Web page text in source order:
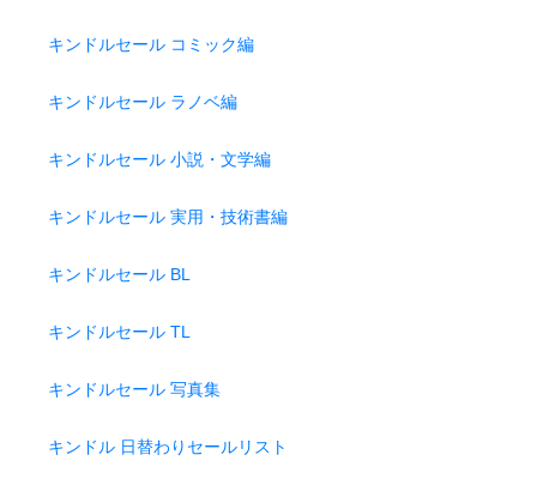
キンドルセール コミック編
キンドルセール ラノベ編
キンドルセール 小説・文学編
キンドルセール 実用・技術書編
キンドルセール BL
キンドルセール TL
キンドルセール 写真集
キンドル 日替わりセールリスト